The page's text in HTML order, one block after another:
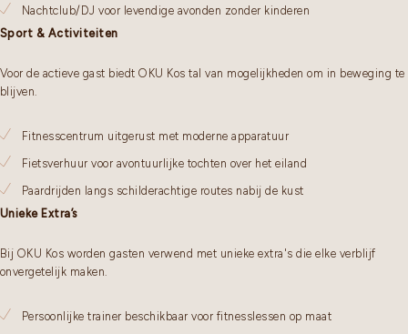
Nachtclub/DJ voor levendige avonden zonder kinderen
Sport & Activiteiten
Voor de actieve gast biedt OKU Kos tal van mogelijkheden om in beweging te
blijven.
Fitnesscentrum uitgerust met moderne apparatuur
Fietsverhuur voor avontuurlijke tochten over het eiland
Paardrijden langs schilderachtige routes nabij de kust
Unieke Extra’s
Bij OKU Kos worden gasten verwend met unieke extra's die elke verblijf
onvergetelijk maken.
Persoonlijke trainer beschikbaar voor fitnesslessen op maat